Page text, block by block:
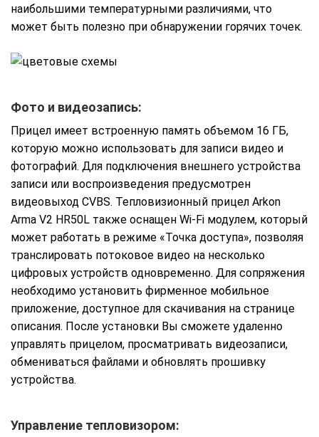
наибольшими температурными различиями, что
может быть полезно при обнаружении горячих точек.
Фото и видеозапись:
Прицел имеет встроенную память объемом 16 ГБ,
которую можно использовать для записи видео и
фотографий. Для подключения внешнего устройства
записи или воспроизведения предусмотрен
видеовыход CVBS. Тепловизионный прицел Arkon
Arma V2 HR50L также оснащен Wi-Fi модулем, который
может работать в режиме «Точка доступа», позволяя
транслировать потоковое видео на несколько
цифровых устройств одновременно. Для сопряжения
необходимо установить фирменное мобильное
приложение, доступное для скачивания на странице
описания. После установки Вы сможете удаленно
управлять прицелом, просматривать видеозаписи,
обмениваться файлами и обновлять прошивку
устройства.
Управление тепловизором: